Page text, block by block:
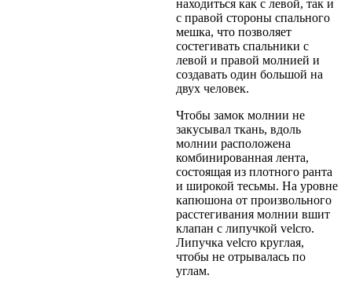
находиться как с левой, так и
с правой стороны спального
мешка, что позволяет
состегивать спальники с
левой и правой молнией и
создавать один большой на
двух человек.
Чтобы замок молнии не
закусывал ткань, вдоль
молнии расположена
комбинированная лента,
состоящая из плотного ранта
и широкой тесьмы. На уровне
капюшона от произвольного
расстегивания молнии вшит
клапан с липучкой velcro.
Липучка velcro круглая,
чтобы не отрывалась по
углам.